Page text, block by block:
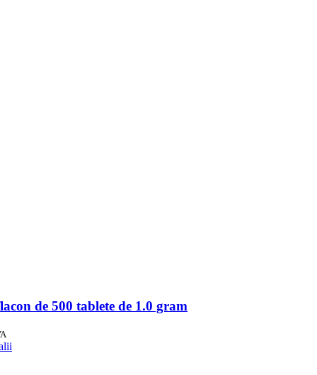
de 500 tablete de 1.0 gram